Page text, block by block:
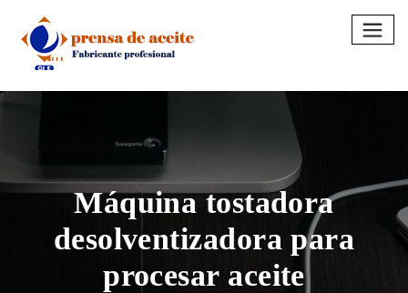
content
Máquina tostadora
desolventizadora para
procesar aceite